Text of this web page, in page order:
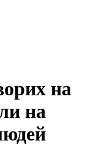
на
на